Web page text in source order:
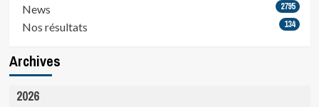
News 2795
Nos résultats 134
Archives
2026